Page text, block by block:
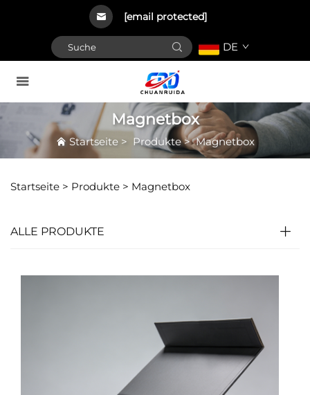
[email protected]
DE
Magnetbox
Startseite> Produkte>Magnetbox
Startseite > Produkte > Magnetbox
ALLE PRODUKTE